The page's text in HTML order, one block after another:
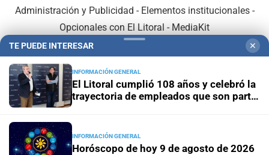
Administración y Publicidad - Elementos institucionales-
Opcionales con El Litoral - MediaKit
En Asociación con:
TE PUEDE INTERESAR ✕
INFORMACIÓN GENERAL
El Litoral cumplió 108 años y celebró la
trayectoria de empleados que son parte
INFORMACIÓN GENERAL
Horóscopo de hoy 9 de agosto de 2026